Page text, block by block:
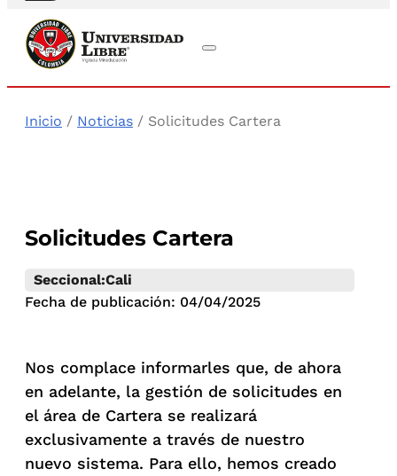
Inicio / Noticias / Solicitudes Cartera
Solicitudes Cartera
Seccional:Cali
Fecha de publicación: 04/04/2025
Nos complace informarles que, de ahora
en adelante, la gestión de solicitudes en
el área de Cartera se realizará
exclusivamente a través de nuestro
nuevo sistema. Para ello, hemos creado